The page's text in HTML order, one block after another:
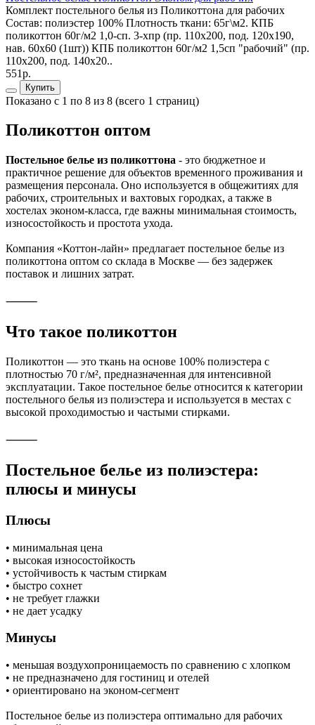
Комплект постельного белья из Поликоттона для рабочих
Состав: полиэстер 100% Плотность ткани: 65г\м2. КПБ
поликоттон 60г/м2 1,0-сп. 3-хпр (пр. 110х200, под. 120х190,
нав. 60х60 (1шт)) КПБ поликоттон 60г/м2 1,5сп "рабочий" (пр.
110х200, под. 140х20..
551р.
Купить
Показано с 1 по 8 из 8 (всего 1 страниц)
Поликоттон оптом
Постельное белье из поликоттона - это бюджетное и
практичное решение для объектов временного проживания и
размещения персонала. Оно используется в общежитиях для
рабочих, строительных и вахтовых городках, а также в
хостелах эконом-класса, где важны минимальная стоимость,
износостойкость и простота ухода.
Компания «Коттон-лайн» предлагает постельное белье из
поликоттона оптом со склада в Москве — без задержек
поставок и лишних затрат.
⸻
Что такое поликоттон
Поликоттон — это ткань на основе 100% полиэстера с
плотностью 70 г/м², предназначенная для интенсивной
эксплуатации. Такое постельное белье относится к категории
постельного белья из полиэстера и используется в местах с
высокой проходимостью и частыми стирками.
⸻
Постельное белье из полиэстера:
плюсы и минусы
Плюсы
• минимальная цена
• высокая износостойкость
• устойчивость к частым стиркам
• быстро сохнет
• не требует глажки
• не дает усадку
Минусы
• меньшая воздухопроницаемость по сравнению с хлопком
• не предназначено для гостиниц и отелей
• ориентировано на эконом-сегмент
Постельное белье из полиэстера оптимально для рабочих